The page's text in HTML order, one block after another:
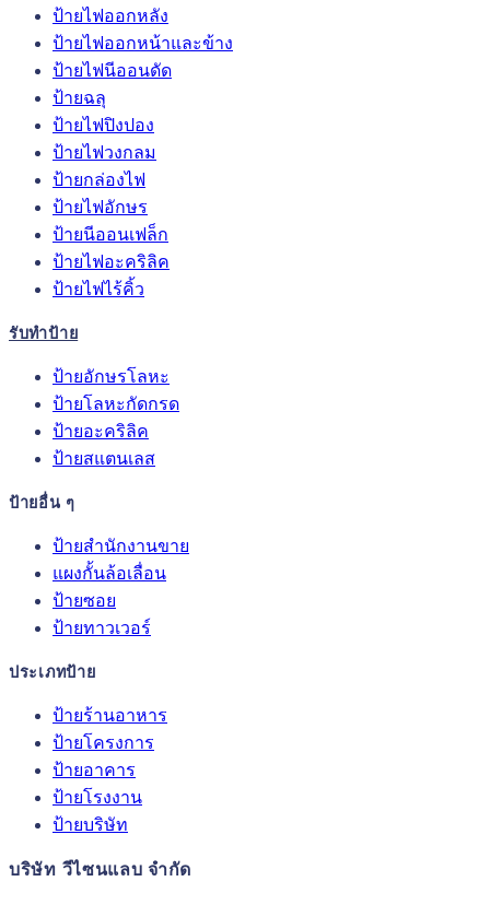
ป้ายไฟออกหลัง
ป้ายไฟออกหน้าและข้าง
ป้ายไฟนีออนดัด
ป้ายฉลุ
ป้ายไฟปิงปอง
ป้ายไฟวงกลม
ป้ายกล่องไฟ
ป้ายไฟอักษร
ป้ายนีออนเฟล็ก
ป้ายไฟอะคริลิค
ป้ายไฟไร้คิ้ว
รับทำป้าย
ป้ายอักษรโลหะ
ป้ายโลหะกัดกรด
ป้ายอะคริลิค
ป้ายสแตนเลส
ป้ายอื่น ๆ
ป้ายสำนักงานขาย
แผงกั้นล้อเลื่อน
ป้ายซอย
ป้ายทาวเวอร์
ประเภทป้าย
ป้ายร้านอาหาร
ป้ายโครงการ
ป้ายอาคาร
ป้ายโรงงาน
ป้ายบริษัท
บริษัท วีไซนแลบ จำกัด